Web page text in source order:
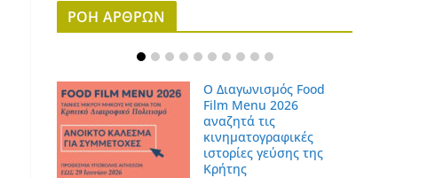
ΡΟΗ ΑΡΘΡΩΝ
Ο Διαγωνισμός Food
Film Menu 2026
αναζητά τις
κινηματογραφικές
ιστορίες γεύσης της
Κρήτης